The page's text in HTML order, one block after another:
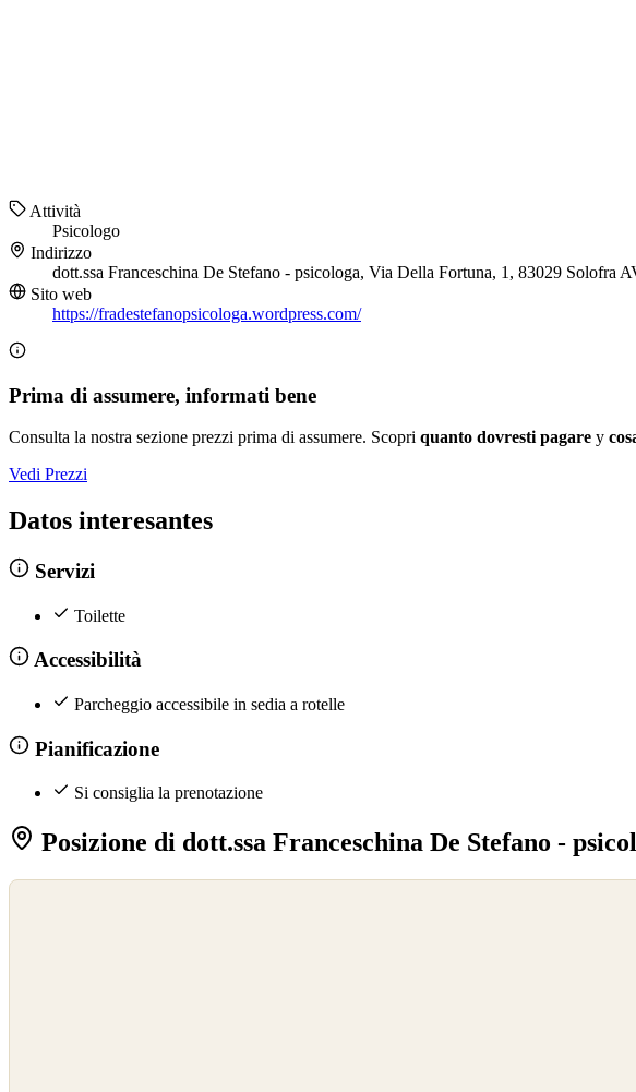
Attività
Psicologo
Indirizzo
dott.ssa Franceschina De Stefano - psicologa, Via Della Fortuna, 1, 83029 Solofra
Sito web
https://fradestefanopsicologa.wordpress.com/
Prima di assumere, informati bene
Consulta la nostra sezione prezzi prima di assumere. Scopri quanto dovresti pagare y
Vedi Prezzi
Datos interesantes
Servizi
Toilette
Accessibilità
Parcheggio accessibile in sedia a rotelle
Pianificazione
Si consiglia la prenotazione
Posizione di dott.ssa Franceschina De Stefano -